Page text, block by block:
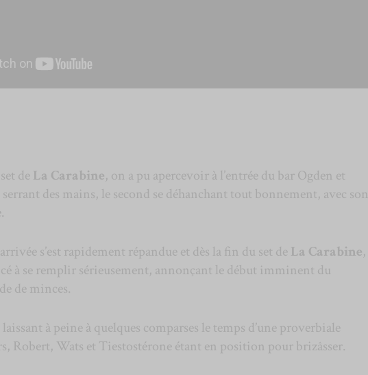
de La Carabine, on a pu apercevoir à l’entrée du bar Ogden et
des mains, le second se déhanchant tout bonnement, avec son
s’est rapidement répandue et dès la fin du set de La Carabine,
à se remplir sérieusement, annonçant le début imminent du
de minces.
laissant à peine à quelques comparses le temps d’une proverbiale
Robert, Wats et Tiestostérone étant en position pour brizâsser.